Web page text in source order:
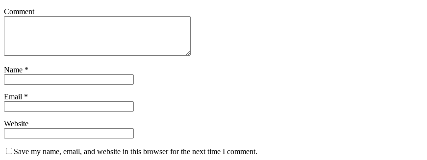
Comment
Name *
Email *
Website
Save my name, email, and website in this browser for the next time I comment.